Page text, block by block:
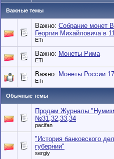
Важные темы
Важно: Собрание монет
Георгия Михайловича в
ETi
Важно: Монеты Рима
ETi
Важно: Монеты России
ETi
Обычные темы
Продам Журналы
№31,32,33,34
pacifan
"История банковского
губернии"
sergiy